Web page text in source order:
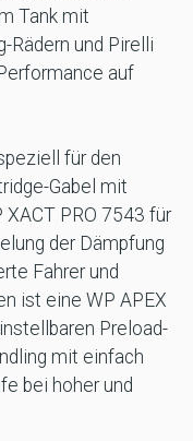
Tank mit
Rädern und Pirelli
auf
für den
Gabel mit
PRO 7543 für
der Dämpfung
Fahrer und
ist eine WP APEX
Preload-
mit einfach
bei hoher und